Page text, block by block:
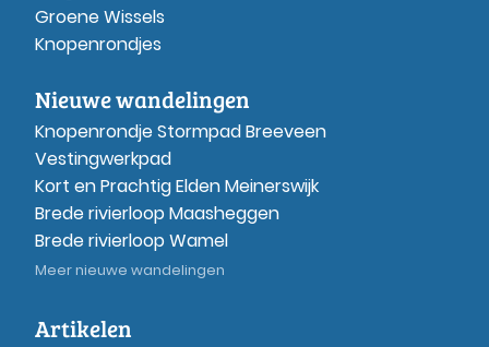
Groene Wissels
Knopenrondjes
Nieuwe wandelingen
Knopenrondje Stormpad Breeveen
Vestingwerkpad
Kort en Prachtig Elden Meinerswijk
Brede rivierloop Maasheggen
Brede rivierloop Wamel
Meer nieuwe wandelingen
Artikelen